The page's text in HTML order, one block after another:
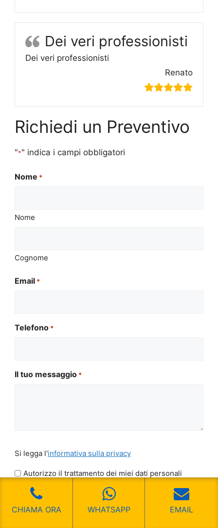
Dei veri professionisti
Dei veri professionisti
Renato
Richiedi un Preventivo
"*" indica i campi obbligatori
Nome *
Nome
Cognome
Email *
Telefono *
Il tuo messaggio *
legga
l'informativa
sulla
privacy
*
Si legga l'informativa sulla privacy
Autorizzo il trattamento dei miei dati personali
CAPTCHA
CHIAMA ORA
WHATSAPP EMAIL